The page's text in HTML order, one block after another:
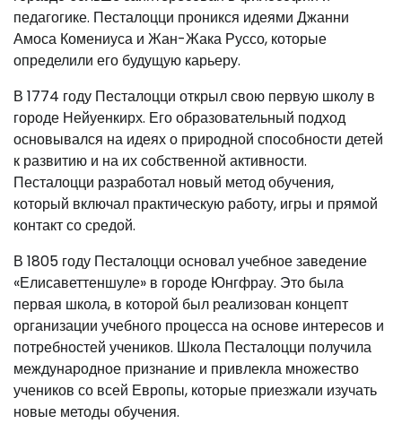
педагогике. Песталоцци проникся идеями Джанни
Амоса Комениуса и Жан-Жака Руссо, которые
определили его будущую карьеру.
В 1774 году Песталоцци открыл свою первую школу в
городе Нейуенкирх. Его образовательный подход
основывался на идеях о природной способности детей
к развитию и на их собственной активности.
Песталоцци разработал новый метод обучения,
который включал практическую работу, игры и прямой
контакт со средой.
В 1805 году Песталоцци основал учебное заведение
«Елисаветтеншуле» в городе Юнгфрау. Это была
первая школа, в которой был реализован концепт
организации учебного процесса на основе интересов и
потребностей учеников. Школа Песталоцци получила
международное признание и привлекла множество
учеников со всей Европы, которые приезжали изучать
новые методы обучения.